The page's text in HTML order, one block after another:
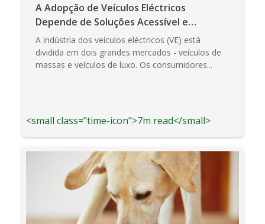
A Adopção de Veículos Eléctricos
Depende de Soluções Acessível e
Acessível
A indústria dos veículos eléctricos (VE) está
dividida em dois grandes mercados - veículos de
massas e veículos de luxo. Os consumidores...
<small class="time-icon">7m read</small>